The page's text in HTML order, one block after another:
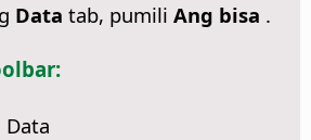
Data tab, pumili Ang bisa .